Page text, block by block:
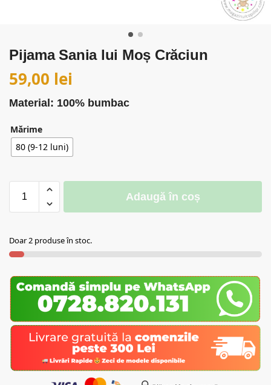
Pijama Sania lui Moș Crăciun
59,00 lei
Material: 100% bumbac
Mărime
80 (9-12 luni)
Adaugă în coș
Doar 2 produse în stoc.